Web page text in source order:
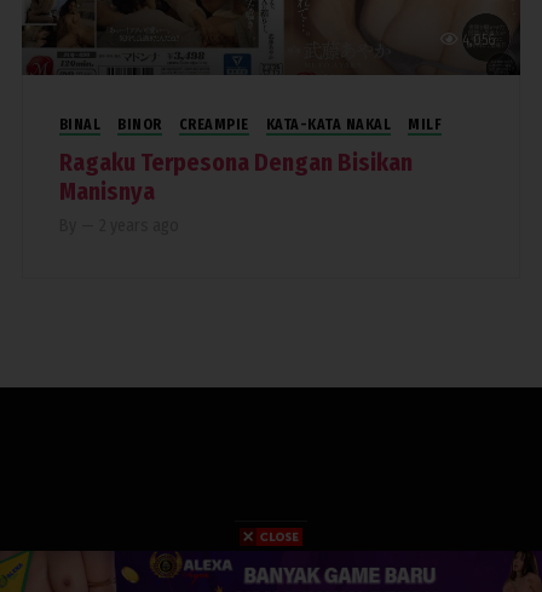
4,056
BINAL BINOR CREAMPIE KATA-KATA NAKAL MILF
Ragaku Terpesona Dengan Bisikan
Manisnya
COPYRIGHT 2019. RUMAHPERJAKA